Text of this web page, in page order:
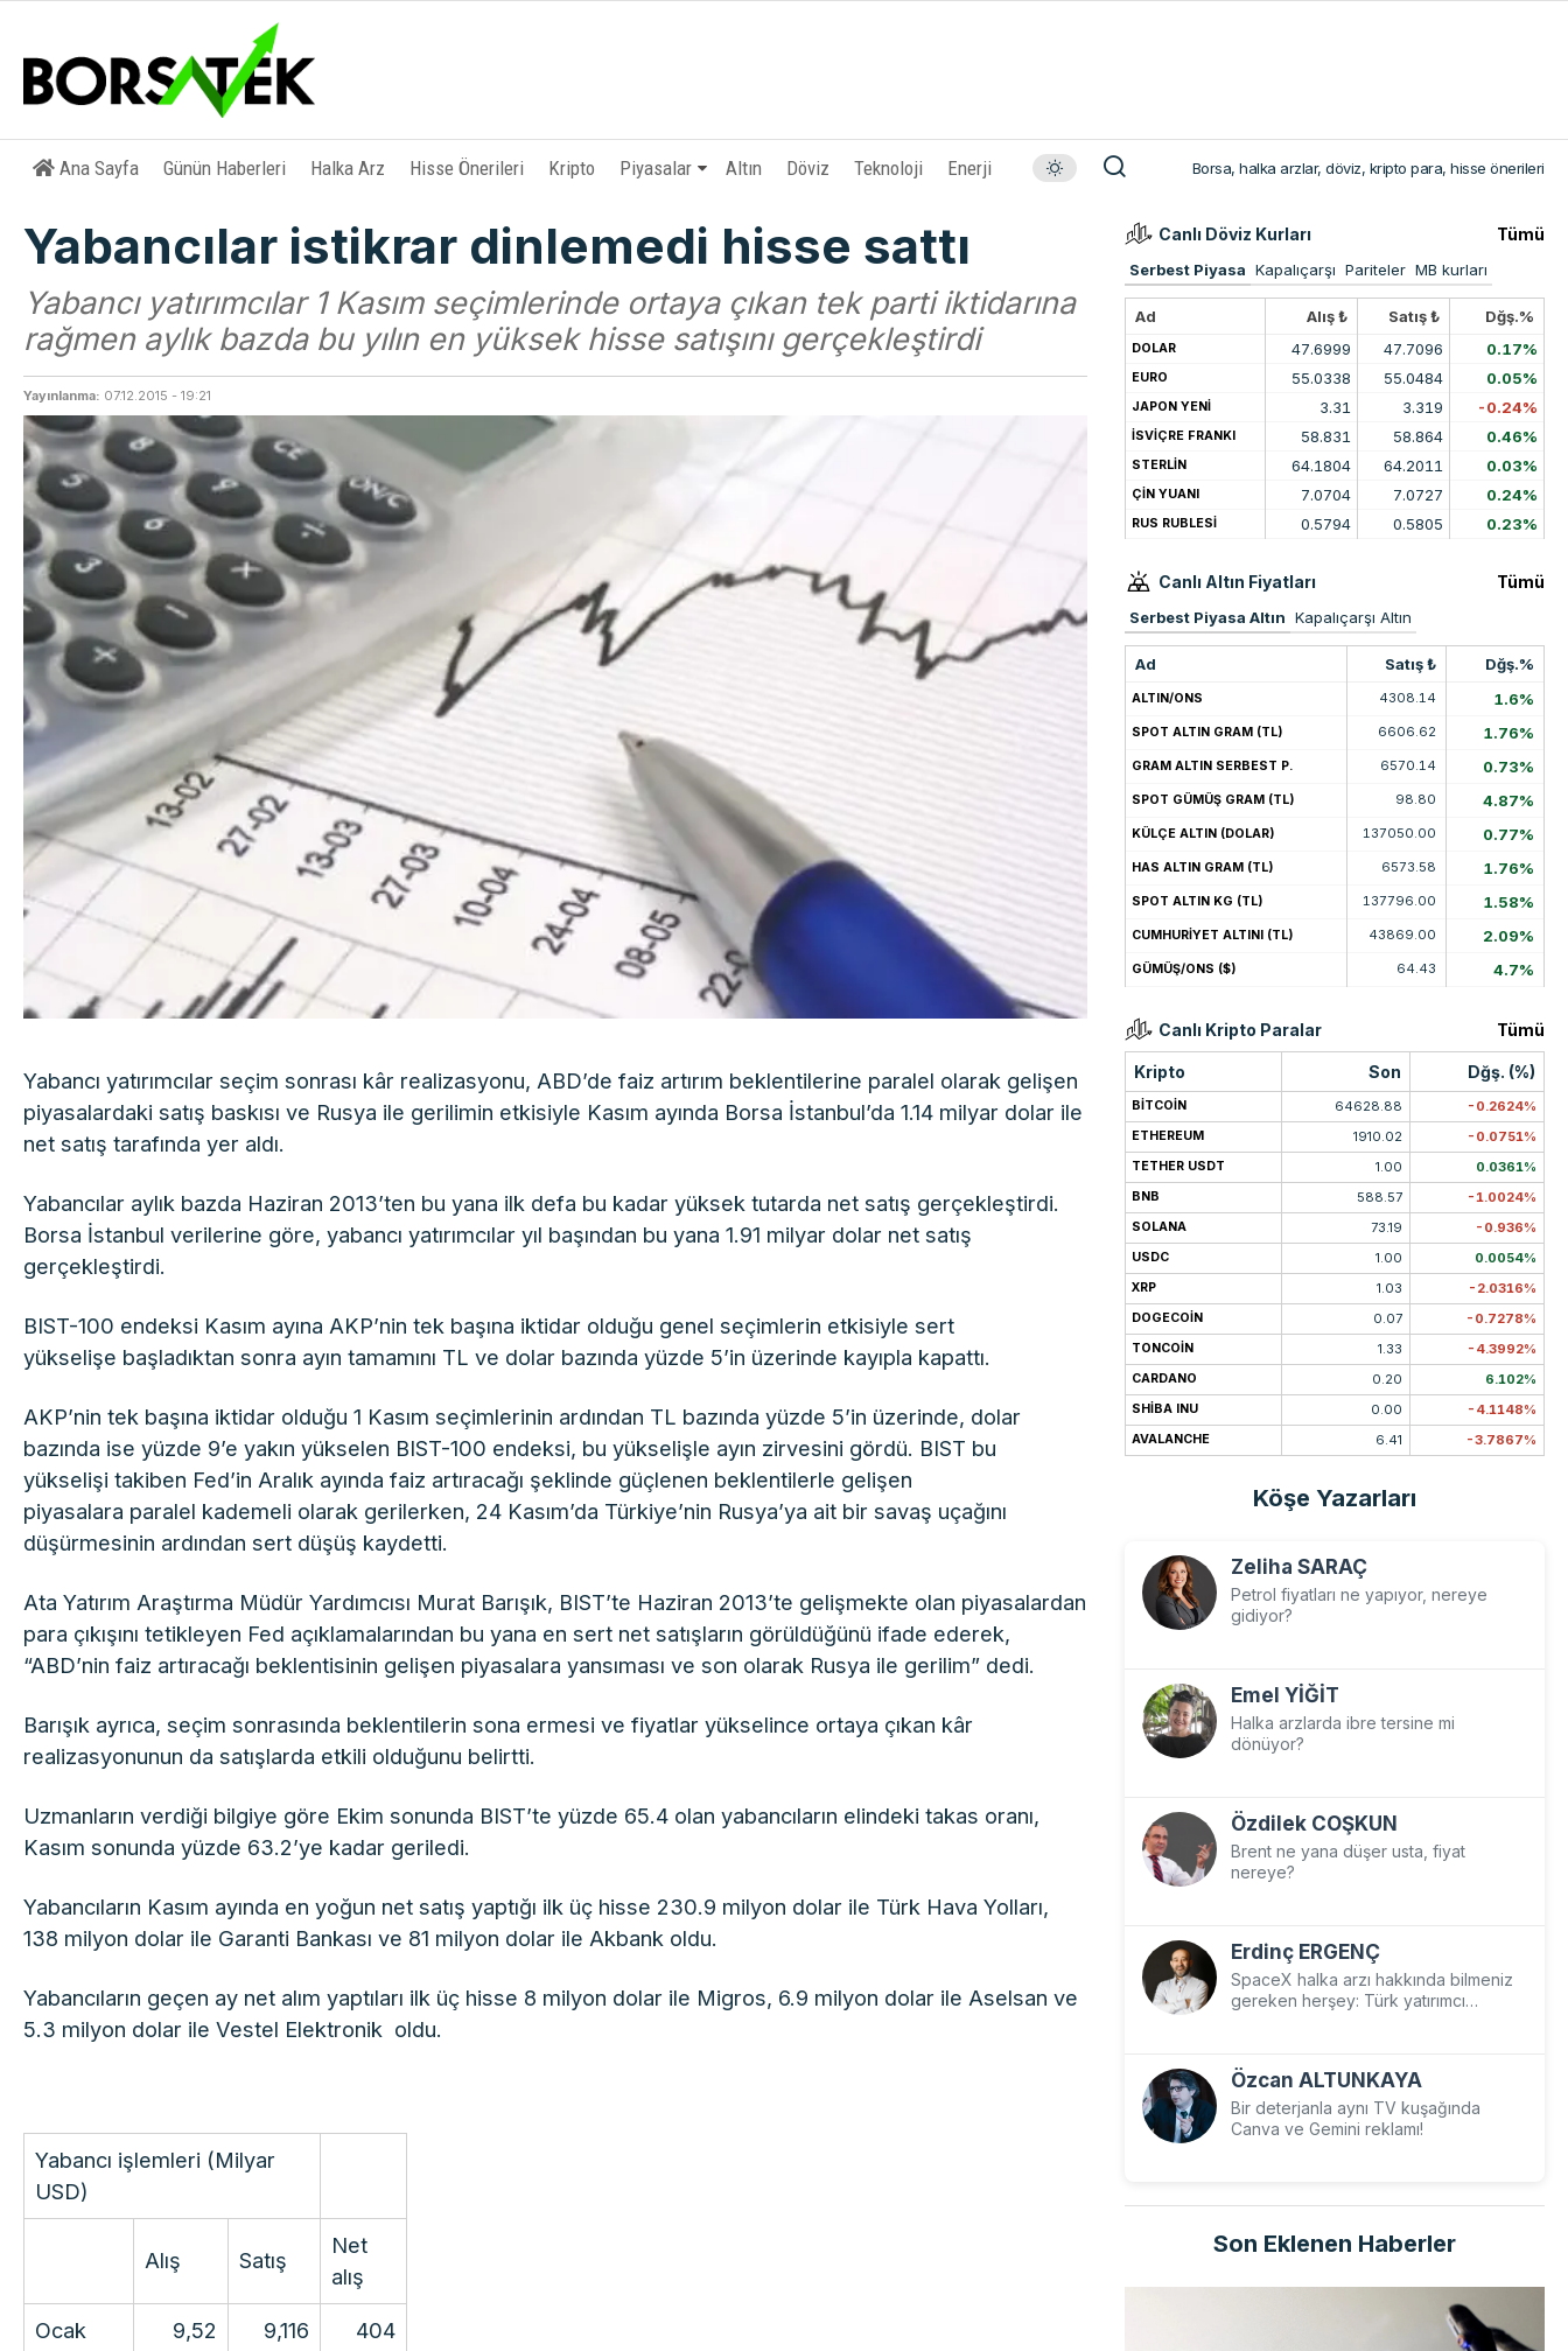
Ana Sayfa Günün Haberleri Halka Arz Hisse Önerileri Kripto Piyasalar Altın Döviz Teknoloji Enerji Borsa, halka arzlar, döviz, kripto para, hisse önerileri
Yabancılar istikrar dinlemedi hisse sattı
Yabancı yatırımcılar 1 Kasım seçimlerinde ortaya çıkan tek parti iktidarına
rağmen aylık bazda bu yılın en yüksek hisse satışını gerçekleştirdi
Yayınlanma: 07.12.2015 - 19:21
Yabancı yatırımcılar seçim sonrası kâr realizasyonu, ABD’de faiz artırım beklentilerine paralel olarak gelişen
piyasalardaki satış baskısı ve Rusya ile gerilimin etkisiyle Kasım ayında Borsa İstanbul’da 1.14 milyar dolar ile
net satış tarafında yer aldı.
Yabancılar aylık bazda Haziran 2013’ten bu yana ilk defa bu kadar yüksek tutarda net satış gerçekleştirdi.
Borsa İstanbul verilerine göre, yabancı yatırımcılar yıl başından bu yana 1.91 milyar dolar net satış
gerçekleştirdi.
BIST-100 endeksi Kasım ayına AKP’nin tek başına iktidar olduğu genel seçimlerin etkisiyle sert
yükselişe başladıktan sonra ayın tamamını TL ve dolar bazında yüzde 5’in üzerinde kayıpla kapattı.
AKP’nin tek başına iktidar olduğu 1 Kasım seçimlerinin ardından TL bazında yüzde 5’in üzerinde, dolar
bazında ise yüzde 9’e yakın yükselen BIST-100 endeksi, bu yükselişle ayın zirvesini gördü. BIST bu
yükselişi takiben Fed’in Aralık ayında faiz artıracağı şeklinde güçlenen beklentilerle gelişen
piyasalara paralel kademeli olarak gerilerken, 24 Kasım’da Türkiye’nin Rusya’ya ait bir savaş uçağını
düşürmesinin ardından sert düşüş kaydetti.
Ata Yatırım Araştırma Müdür Yardımcısı Murat Barışık, BIST’te Haziran 2013’te gelişmekte olan piyasalardan
para çıkışını tetikleyen Fed açıklamalarından bu yana en sert net satışların görüldüğünü ifade ederek,
“ABD’nin faiz artıracağı beklentisinin gelişen piyasalara yansıması ve son olarak Rusya ile gerilim” dedi.
Barışık ayrıca, seçim sonrasında beklentilerin sona ermesi ve fiyatlar yükselince ortaya çıkan kâr
realizasyonunun da satışlarda etkili olduğunu belirtti.
Uzmanların verdiği bilgiye göre Ekim sonunda BIST’te yüzde 65.4 olan yabancıların elindeki takas oranı,
Kasım sonunda yüzde 63.2’ye kadar geriledi.
Yabancıların Kasım ayında en yoğun net satış yaptığı ilk üç hisse 230.9 milyon dolar ile Türk Hava Yolları,
138 milyon dolar ile Garanti Bankası ve 81 milyon dolar ile Akbank oldu.
Yabancıların geçen ay net alım yaptıları ilk üç hisse 8 milyon dolar ile Migros, 6.9 milyon dolar ile Aselsan ve
5.3 milyon dolar ile Vestel Elektronik oldu.
Yabancı işlemleri (Milyar
USD)
Alış Satış
Net
alış
Ocak 9,52 9,116 404
Canlı Döviz Kurları Tümü
Serbest Piyasa Kapalıçarşı Pariteler MB kurları
Ad Alış ₺ Satış ₺ Dğş.%
DOLAR 47.6999 47.7096 0.17%
EURO 55.0338 55.0484 0.05%
JAPON YENİ 3.31 3.319 -0.24%
İSVİÇRE FRANKI 58.831 58.864 0.46%
STERLİN 64.1804 64.2011 0.03%
ÇİN YUANI 7.0704 7.0727 0.24%
RUS RUBLESİ 0.5794 0.5805 0.23%
Canlı Altın Fiyatları Tümü
Serbest Piyasa Altın Kapalıçarşı Altın
Ad Satış ₺ Dğş.%
ALTIN/ONS 4308.14 1.6%
SPOT ALTIN GRAM (TL) 6606.62 1.76%
GRAM ALTIN SERBEST P. 6570.14 0.73%
SPOT GÜMÜŞ GRAM (TL) 98.80 4.87%
KÜLÇE ALTIN (DOLAR) 137050.00 0.77%
HAS ALTIN GRAM (TL) 6573.58 1.76%
SPOT ALTIN KG (TL) 137796.00 1.58%
CUMHURİYET ALTINI (TL) 43869.00 2.09%
GÜMÜŞ/ONS ($) 64.43 4.7%
Canlı Kripto Paralar Tümü
Kripto Son Dğş. (%)
BITCOIN 64628.88 -0.2624%
ETHEREUM 1910.02 -0.0751%
TETHER USDT 1.00 0.0361%
BNB 588.57 -1.0024%
SOLANA 73.19 -0.936%
USDC 1.00 0.0054%
XRP 1.03 -2.0316%
DOGECOIN 0.07 -0.7278%
TONCOIN 1.33 -4.3992%
CARDANO 0.20 6.102%
SHIBA INU 0.00 -4.1148%
AVALANCHE 6.41 -3.7867%
Köşe Yazarları
Zeliha SARAÇ
Petrol fiyatları ne yapıyor, nereye
gidiyor?
Emel YİĞİT
Halka arzlarda ibre tersine mi
dönüyor?
Özdilek COŞKUN
Brent ne yana düşer usta, fiyat
nereye?
Erdinç ERGENÇ
SpaceX halka arzı hakkında bilmeniz
gereken herşey: Türk yatırımcı
Özcan ALTUNKAYA
Bir deterjanla aynı TV kuşağında
Canva ve Gemini reklamı!
Son Eklenen Haberler